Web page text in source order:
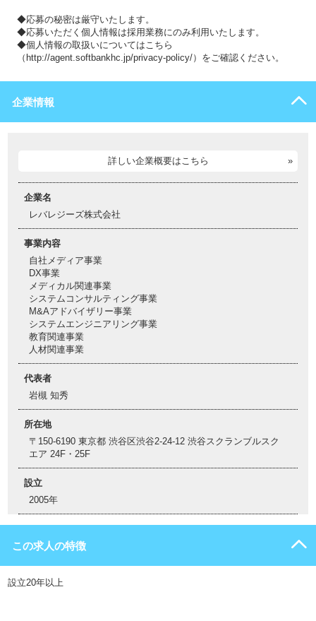
◆応募の秘密は厳守いたします。
◆応募いただく個人情報は採用業務にのみ利用いたします。
◆個人情報の取扱いについてはこちら
（http://agent.softbankhc.jp/privacy-policy/）をご確認ください。
企業情報
詳しい企業概要はこちら
企業名
レバレジーズ株式会社
事業内容
自社メディア事業
DX事業
メディカル関連事業
システムコンサルティング事業
M&Aアドバイザリー事業
システムエンジニアリング事業
教育関連事業
人材関連事業
代表者
岩槻 知秀
所在地
〒150-6190 東京都 渋谷区渋谷2-24-12 渋谷スクランブルスク
エア 24F・25F
設立
2005年
この求人の特徴
設立20年以上